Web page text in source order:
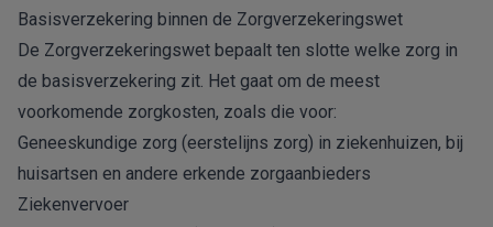
Basisverzekering binnen de Zorgverzekeringswet
De Zorgverzekeringswet bepaalt ten slotte welke zorg in
de basisverzekering zit. Het gaat om de meest
voorkomende zorgkosten, zoals die voor:
Geneeskundige zorg (eerstelijns zorg) in ziekenhuizen, bij
huisartsen en andere erkende zorgaanbieders
Ziekenvervoer